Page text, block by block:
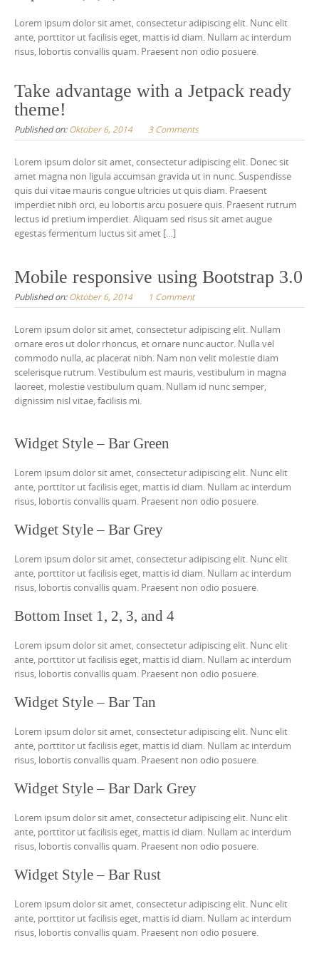
Lorem ipsum dolor sit amet, consectetur adipiscing elit. Nunc elit
ante, porttitor ut facilisis eget, mattis id diam. Nullam ac interdum
risus, lobortis convallis quam. Praesent non odio posuere.
Take advantage with a Jetpack ready
theme!
Published on:Oktober 6, 2014 3 Comments
Lorem ipsum dolor sit amet, consectetur adipiscing elit. Donec sit
amet magna non ligula accumsan gravida ut in nunc. Suspendisse
quis dui vitae mauris congue ultricies ut quis diam. Praesent
imperdiet nibh orci, eu lobortis arcu posuere quis. Praesent rutrum
lectus id pretium imperdiet. Aliquam sed risus sit amet augue
egestas fermentum luctus sit amet […]
Mobile responsive using Bootstrap 3.0
Published on:Oktober 6, 2014 1 Comment
Lorem ipsum dolor sit amet, consectetur adipiscing elit. Nullam
ornare eros ut dolor rhoncus, et ornare nunc auctor. Nulla vel
commodo nulla, ac placerat nibh. Nam non velit molestie diam
scelerisque rutrum. Vestibulum est mauris, vestibulum in magna
laoreet, molestie vestibulum quam. Nullam id nunc semper,
dignissim nisl vitae, facilisis mi.
Widget Style – Bar Green
Lorem ipsum dolor sit amet, consectetur adipiscing elit. Nunc elit
ante, porttitor ut facilisis eget, mattis id diam. Nullam ac interdum
risus, lobortis convallis quam. Praesent non odio posuere.
Widget Style – Bar Grey
Lorem ipsum dolor sit amet, consectetur adipiscing elit. Nunc elit
ante, porttitor ut facilisis eget, mattis id diam. Nullam ac interdum
risus, lobortis convallis quam. Praesent non odio posuere.
Bottom Inset 1, 2, 3, and 4
Lorem ipsum dolor sit amet, consectetur adipiscing elit. Nunc elit
ante, porttitor ut facilisis eget, mattis id diam. Nullam ac interdum
risus, lobortis convallis quam. Praesent non odio posuere.
Widget Style – Bar Tan
Lorem ipsum dolor sit amet, consectetur adipiscing elit. Nunc elit
ante, porttitor ut facilisis eget, mattis id diam. Nullam ac interdum
risus, lobortis convallis quam. Praesent non odio posuere.
Widget Style – Bar Dark Grey
Lorem ipsum dolor sit amet, consectetur adipiscing elit. Nunc elit
ante, porttitor ut facilisis eget, mattis id diam. Nullam ac interdum
risus, lobortis convallis quam. Praesent non odio posuere.
Widget Style – Bar Rust
Lorem ipsum dolor sit amet, consectetur adipiscing elit. Nunc elit
ante, porttitor ut facilisis eget, mattis id diam. Nullam ac interdum
risus, lobortis convallis quam. Praesent non odio posuere.